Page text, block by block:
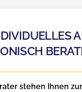
stehen Ihnen